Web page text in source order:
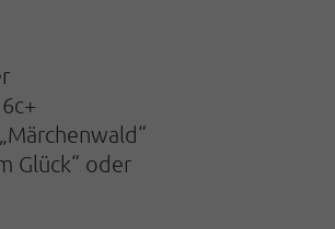
Glück“ oder